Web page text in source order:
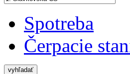
Spotreba
Čerpacie
vyhľadať